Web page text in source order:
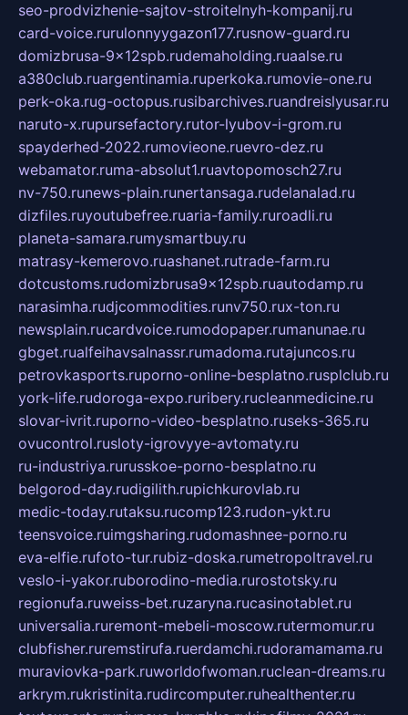
seo-prodvizhenie-sajtov-stroitelnyh-kompanij.ru
card-voice.rurulonnyygazon177.rusnow-guard.ru
domizbrusa-9x12spb.rudemaholding.ruaalse.ru
a380club.ruargentinamia.ruperkoka.rumovie-one.ru
perk-oka.rug-octopus.rusibarchives.ruandreislyusar.ru
naruto-x.rupursefactory.rutor-lyubov-i-grom.ru
spayderhed-2022.rumovieone.ruevro-dez.ru
webamator.ruma-absolut1.ruavtopomosch27.ru
nv-750.runews-plain.runertansaga.rudelanalad.ru
dizfiles.ruyoutubefree.ruaria-family.ruroadli.ru
planeta-samara.rumysmartbuy.ru
matrasy-kemerovo.ruashanet.rutrade-farm.ru
dotcustoms.rudomizbrusa9x12spb.ruautodamp.ru
narasimha.rudjcommodities.runv750.rux-ton.ru
newsplain.rucardvoice.rumodopaper.rumanunae.ru
gbget.rualfeihavsalnassr.rumadoma.rutajuncos.ru
petrovkasports.ruporno-online-besplatno.rusplclub.ru
york-life.rudoroga-expo.ruribery.rucleanmedicine.ru
slovar-ivrit.ruporno-video-besplatno.ruseks-365.ru
ovucontrol.rusloty-igrovyye-avtomaty.ru
ru-industriya.rurusskoe-porno-besplatno.ru
belgorod-day.rudigilith.rupichkurovlab.ru
medic-today.rutaksu.rucomp123.rudon-ykt.ru
teensvoice.ruimgsharing.rudomashnee-porno.ru
eva-elfie.rufoto-tur.rubiz-doska.rumetropoltravel.ru
veslo-i-yakor.ruborodino-media.rurostotsky.ru
regionufa.ruweiss-bet.ruzaryna.rucasinotablet.ru
universalia.ruremont-mebeli-moscow.rutermomur.ru
clubfisher.ruremstirufa.ruerdamchi.rudoramamama.ru
muraviovka-park.ruworldofwoman.ruclean-dreams.ru
arkrym.rukristinita.rudircomputer.ruhealthenter.ru